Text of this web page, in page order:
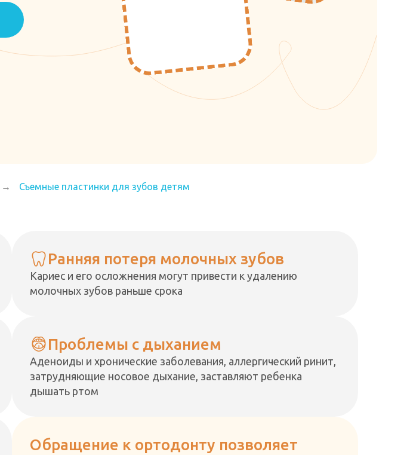
→ Съемные пластинки для зубов детям
Ранняя потеря молочных зубов
Кариес и его осложнения могут привести к удалению
молочных зубов раньше срока
Проблемы с дыханием
Аденоиды и хронические заболевания, аллергический ринит,
затрудняющие носовое дыхание, заставляют ребенка
дышать ртом
Обращение к ортодонту позволяет